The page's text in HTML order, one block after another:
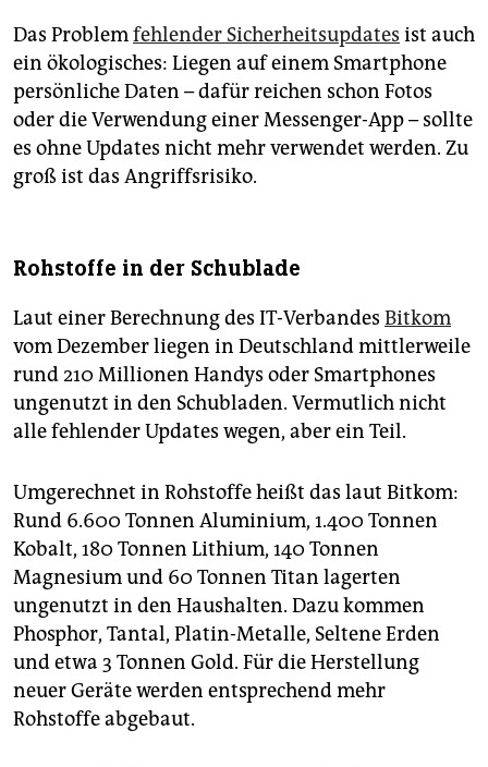
Das Problemfehlender Sicherheitsupdates ist auch
ein ökologisches: Liegen auf einem Smartphone
persönliche Daten – dafür reichen schon Fotos
oder die Verwendung einer Messenger-App – sollte
es ohne Updates nicht mehr verwendet werden. Zu
groß ist das Angriffsrisiko.
Rohstoffe in der Schublade
Laut einer Berechnung des IT-Verbandes Bitkom
vom Dezember liegen in Deutschland mittlerweile
rund 210 Millionen Handys oder Smartphones
ungenutzt in den Schubladen. Vermutlich nicht
alle fehlender Updates wegen, aber ein Teil.
Umgerechnet in Rohstoffe heißt das laut Bitkom:
Rund 6.600 Tonnen Aluminium, 1.400 Tonnen
Kobalt, 180 Tonnen Lithium, 140 Tonnen
Magnesium und 60 Tonnen Titan lagerten
ungenutzt in den Haushalten. Dazu kommen
Phosphor, Tantal, Platin-Metalle, Seltene Erden
und etwa 3 Tonnen Gold. Für die Herstellung
neuer Geräte werden entsprechend mehr
Rohstoffe abgebaut.